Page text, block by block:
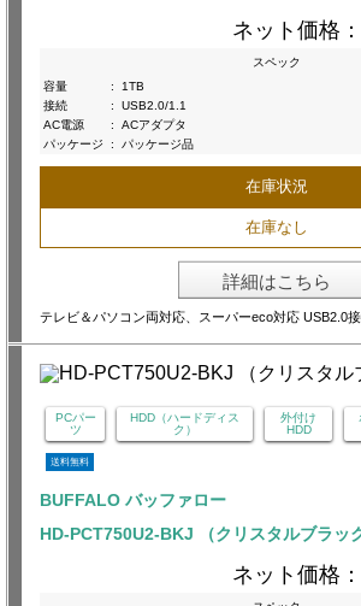
ネット価格：
スペック
容量
:
1TB
接続
:
USB2.0/1.1
AC電源
:
ACアダプタ
パッケージ
: パッケージ品
在庫状況
在庫なし
詳細はこちら
テレビ＆パソコン両対応、スーパーeco対応 USB2.0
PCパー
ツ
HDD（ハードディス
ク）
外付け
HDD
送料無料
BUFFALO バッファロー
HD-PCT750U2-BKJ （クリスタルブラック
ネット価格：